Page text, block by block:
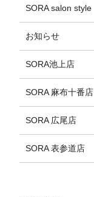
SORA salon style
お知らせ
SORA池上店
SORA 麻布十番店
SORA 広尾店
SORA 表参道店